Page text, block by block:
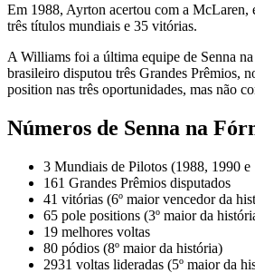
Em 1988, Ayrton acertou com a McLaren,
três títulos mundiais e 35 vitórias.
A Williams foi a última equipe de Senna
brasileiro disputou três Grandes Prêmios,
position nas três oportunidades, mas não
Números de Senna na
3 Mundiais de Pilotos (1988, 1990 e
161 Grandes Prêmios disputados
41 vitórias (6º maior vencedor da
65 pole positions (3º maior da
19 melhores voltas
80 pódios (8º maior da história)
2931 voltas lideradas (5º maior da